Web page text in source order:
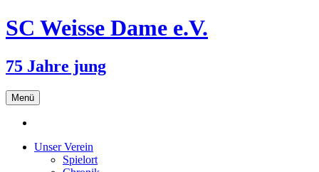
SC Weisse Dame e.V.
75 Jahre jung
Menü Zum
Inhalt
Unser Verein
Spielort